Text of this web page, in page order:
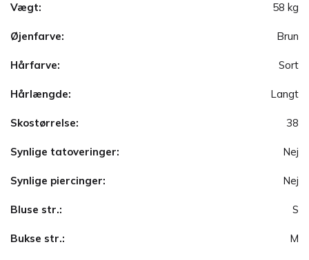
Vægt: 58 kg
Øjenfarve: Brun
Hårfarve: Sort
Hårlængde: Langt
Skostørrelse: 38
Synlige tatoveringer: Nej
Synlige piercinger: Nej
Bluse str.: S
Bukse str.: M